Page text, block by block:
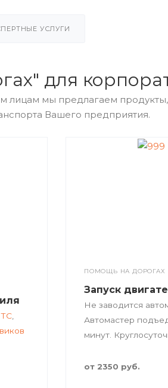
УСЛУГИ
для
лицам мы предлагаем
Вашего предприятия.
ТС
ПОМОЩЬ НА ДОРОГАХ
Запуск
Не заводится
Автомастер
минут.
от 2350 руб.